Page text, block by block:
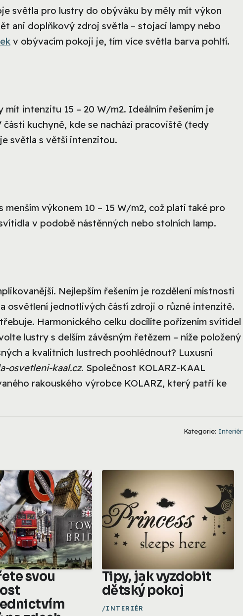
světla pro lustry do obýváku by měly mít výkon
ani doplňkový zdroj světla – stojací lampy nebo
v obývacím pokoji je, tím více světla barva pohltí.
intenzitu 15 – 20 W/m2. Ideálním řešením je
kuchyně, kde se nachází pracoviště (tedy
světla s větší intenzitou.
výkonem 10 – 15 W/m2, což platí také pro
v podobě nástěnných nebo stolních lamp.
Nejlepším řešením je rozdělení místnosti
osvětlení jednotlivých částí zdroji o různé intenzitě.
Harmonického celku docílíte pořízením svítidel
lustry s delším závěsným řetězem – níže položený
a kvalitních lustrech poohlédnout? Luxusní
osvetleni-kaal.cz. Společnost KOLARZ-KAAL
rakouského výrobce KOLARZ, který patří ke
Kategorie: Interiér
svou
Tipy, jak vyzdobit
dětský pokoj
INTERIÉR